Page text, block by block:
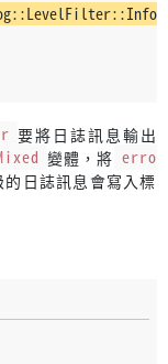
要將日誌訊息輸出
變體，將 erro
日誌訊息會寫入標